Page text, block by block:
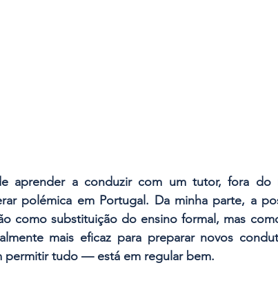
aprender a conduzir com um tutor, fora do
polémica em Portugal. Da minha parte, a
como substituição do ensino formal, mas
mais eficaz para preparar novos
permitir tudo — está em regular bem.